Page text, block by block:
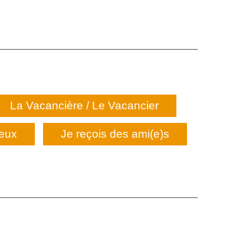
La Vacancière / Le Vacancier
Je reçois des ami(e)s